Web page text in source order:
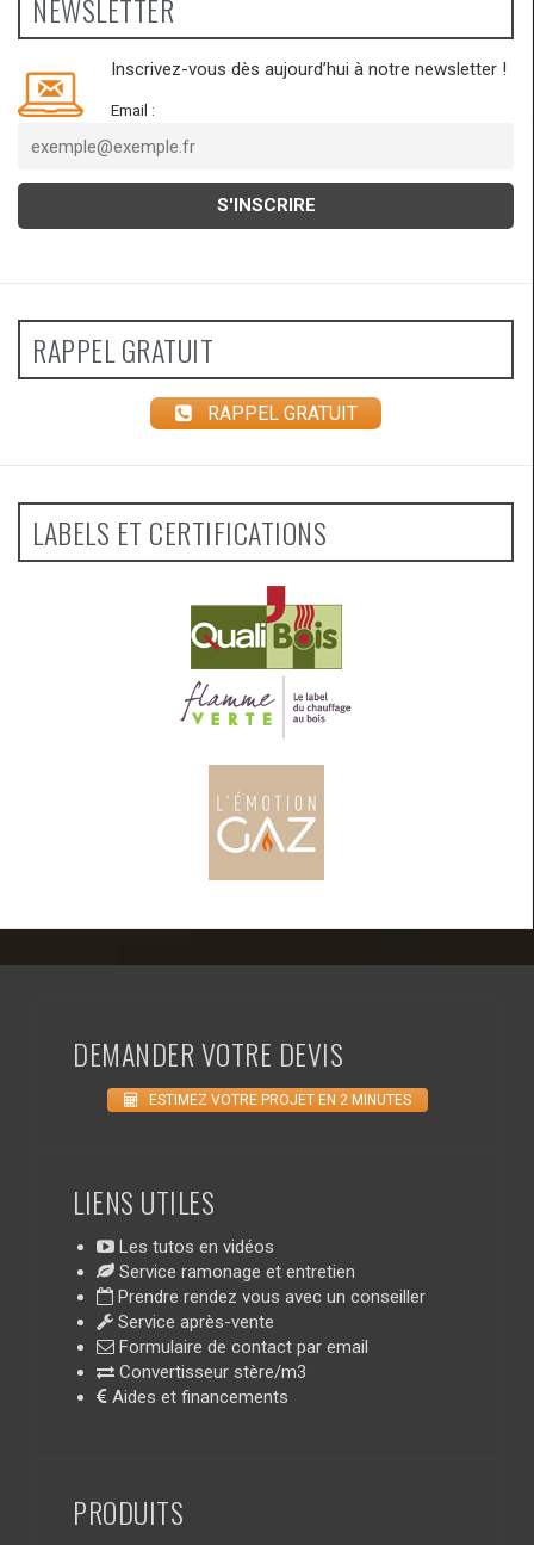
NEWSLETTER
Inscrivez-vous dès aujourd’hui à notre newsletter !
Email :
RAPPEL GRATUIT
RAPPEL GRATUIT
LABELS ET CERTIFICATIONS
DEMANDER VOTRE DEVIS
ESTIMEZ VOTRE PROJET EN 2 MINUTES
LIENS UTILES
Les tutos en vidéos
Service ramonage et entretien
Prendre rendez vous avec un conseiller
Service après-vente
Formulaire de contact par email
Convertisseur stère/m3
Aides et financements
PRODUITS